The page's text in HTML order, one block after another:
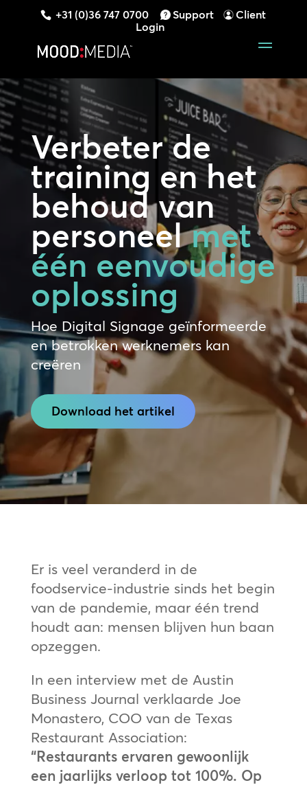
+31 (0)36 747 0700 Support
Client
Login
Verbeter de
training en het
behoud van
personeelmet
één eenvoudige
oplossing
Hoe Digital Signage geïnformeerde
en betrokken werknemers kan
creëren
Download het artikel
Er is veel veranderd in de
foodservice-industrie sinds het begin
van de pandemie, maar één trend
houdt aan: mensen blijven hun baan
opzeggen.
In een interview met de Austin
Business Journal verklaarde Joe
Monastero, COO van de Texas
Restaurant Association:
“Restaurants ervaren gewoonlijk
een jaarlijks verloop tot 100%. Op